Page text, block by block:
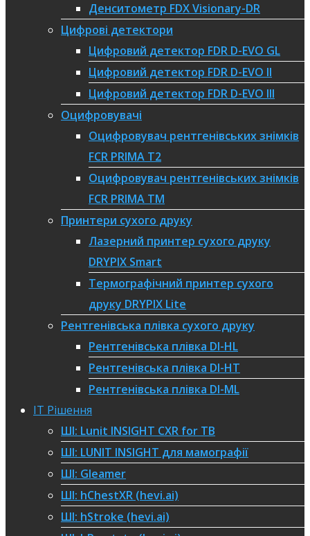
Денситометр FDX Visionary-DR
Цифрові детектори
Цифровий детектор FDR D-EVO GL
Цифровий детектор FDR D-EVO II
Цифровий детектор FDR D-EVO III
Оцифровувачі
Оцифровувач рентгенівських знімків
FCR PRIMA T2
Оцифровувач рентгенівських знімків
FCR PRIMA TM
Принтери сухого друку
Лазерний принтер сухого друку
DRYPIX Smart
Термографічний принтер сухого
друку DRYPIX Lite
Рентгенівська плівка сухого друку
Рентгенівська плівка DI-HL
Рентгенівська плівка DI-HT
Рентгенівська плівка DI-ML
IT Рішення
ШІ: Lunit INSIGHT CXR for TB
ШІ: LUNIT INSIGHT для мамографії
ШІ: Gleamer​
ШІ: hChestXR (hevi.ai)
ШІ: hStroke (hevi.ai)